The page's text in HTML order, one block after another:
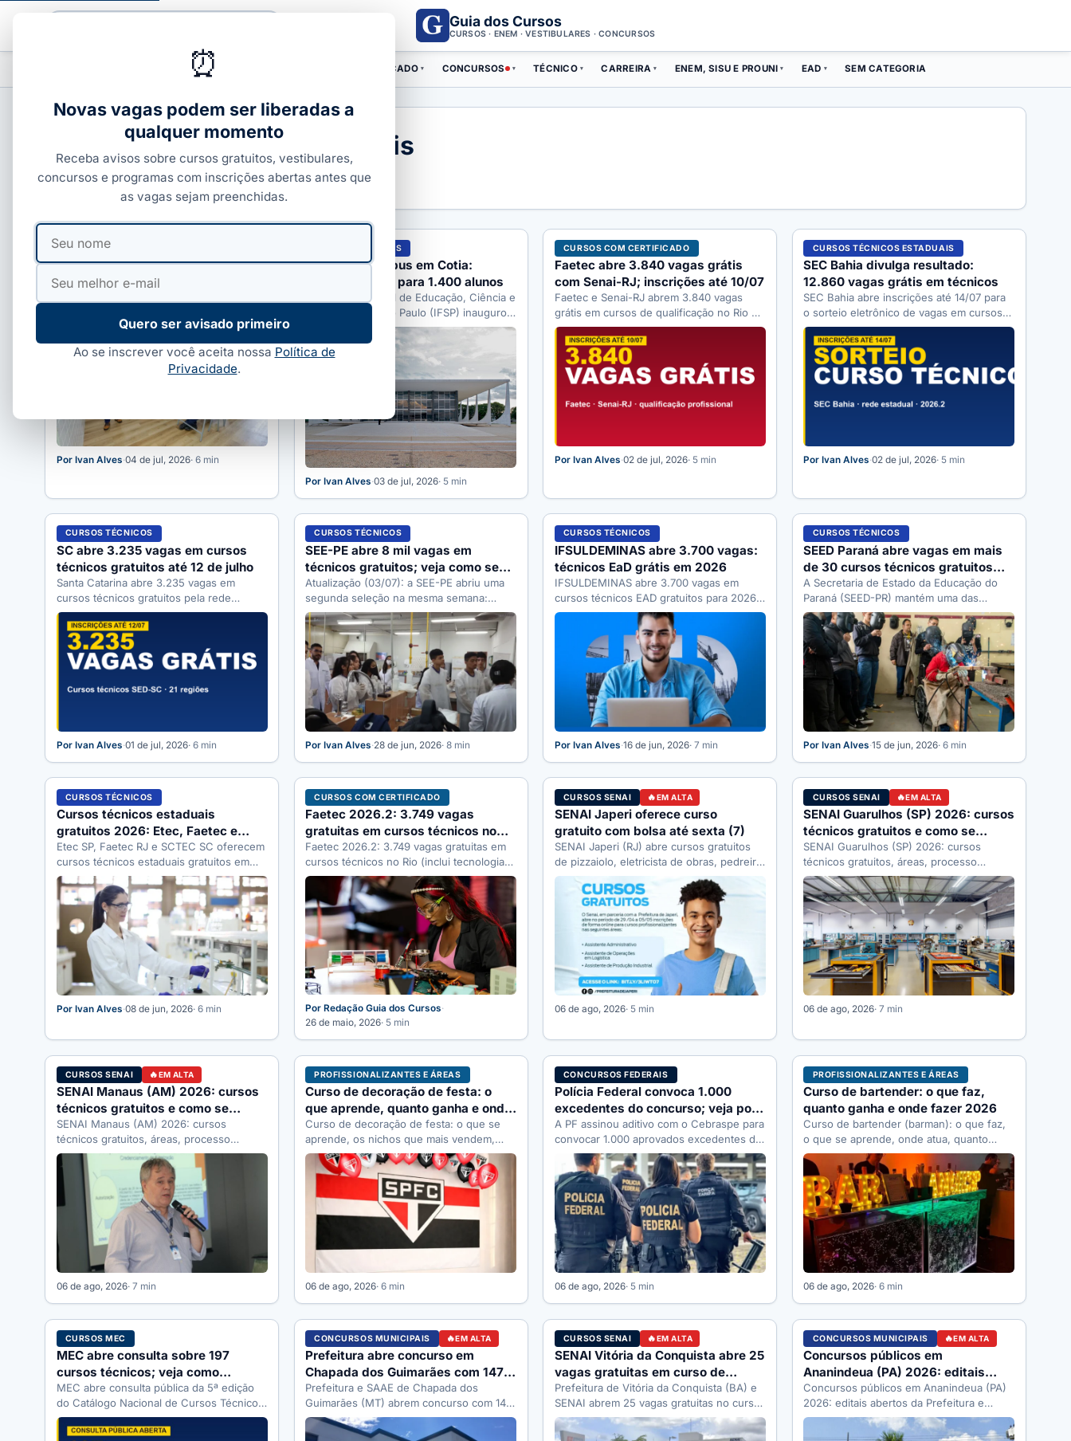
Guia dos Cursos
CURSOS · ENEM · VESTIBULARES · CONCURSOS
PROFISSIONALIZANTES CURSOS COM CERTIFICADO ▾ CONCURSOS ▾ TÉCNICO ▾ CARREIRA ▾ ENEM, SISU E PROUNI ▾ EAD ▾ SEM CATEGORIA
Cursos Técnicos Estaduais
12 publicações · Página 1 de 2
CURSOS TÉCNICOS
RS oferece 11 mil vagas grátis em
técnico; sorteio é dia 6/07
Veja o cronograma:…
Por Ivan Alves·04 de jul, 2026· 6 min
CURSOS TÉCNICOS
IFSP abre câmpus em Cotia:
técnicos grátis para 1.400 alunos
O Instituto Federal de Educação, Ciência e
Tecnologia de São Paulo (IFSP) inaugurou
nesta sexta-feira (3 de julho…
Por Ivan Alves·03 de jul, 2026· 5 min
CURSOS COM CERTIFICADO
Faetec abre 3.840 vagas grátis
com Senai-RJ; inscrições até 10/07
Faetec e Senai-RJ abrem 3.840 vagas
grátis em cursos de qualificação no Rio de
Janeiro. Inscrição presencial até…
Por Ivan Alves·02 de jul, 2026· 5 min
CURSOS TÉCNICOS ESTADUAIS
SEC Bahia divulga resultado:
12.860 vagas grátis em técnicos
SEC Bahia abre inscrições até 14/07 para
o sorteio eletrônico de vagas em cursos
técnicos gratuitos (2026.2). Veja…
Por Ivan Alves·02 de jul, 2026· 5 min
CURSOS TÉCNICOS
SC abre 3.235 vagas em cursos
técnicos gratuitos até 12 de julho
Santa Catarina abre 3.235 vagas em
cursos técnicos gratuitos pela rede
estadual. Inscrições até 12/07 em
matriculaonline.sed.sc.gov.br; veja…
Por Ivan Alves·01 de jul, 2026· 6 min
CURSOS TÉCNICOS
SEE-PE abre 8 mil vagas em
técnicos gratuitos; veja como se
inscrever
Atualização (03/07): a SEE-PE abriu uma
segunda seleção na mesma semana:
8.979 vagas em cursos técnicos EaD
semipresencial…
Por Ivan Alves·28 de jun, 2026· 8 min
CURSOS TÉCNICOS
IFSULDEMINAS abre 3.700 vagas:
técnicos EaD grátis em 2026
IFSULDEMINAS abre 3.700 vagas em
cursos técnicos EAD gratuitos para 2026.
Inscrições pelo Edital 147/2026 até 19/06.
Por Ivan Alves·16 de jun, 2026· 7 min
CURSOS TÉCNICOS
SEED Paraná abre vagas em mais
de 30 cursos técnicos gratuitos
2026
A Secretaria de Estado da Educação do
Paraná (SEED-PR) mantém uma das
maiores redes de cursos técnicos
gratuitos…
Por Ivan Alves·15 de jun, 2026· 6 min
CURSOS TÉCNICOS
Cursos técnicos estaduais
gratuitos 2026: Etec, Faetec e
SCTEC
Etec SP, Faetec RJ e SCTEC SC oferecem
cursos técnicos estaduais gratuitos em
2026. Veja como funcionam, vagas…
Por Ivan Alves·08 de jun, 2026· 6 min
CURSOS COM CERTIFICADO
Faetec 2026.2: 3.749 vagas
gratuitas em cursos técnicos no
Rio (inclui tecnologia)
Faetec 2026.2: 3.749 vagas gratuitas em
cursos técnicos no Rio (inclui tecnologia).
Inscrições até 14/06, taxa de R$…
Por Redação Guia dos Cursos·
26 de maio, 2026· 5 min
CURSOS SENAI EM ALTA
SENAI Japeri oferece curso
gratuito com bolsa até sexta (7)
SENAI Japeri (RJ) abre cursos gratuitos
de pizzaiolo, eletricista de obras, pedreiro
e pintor com bolsa-auxílio de R$…
06 de ago, 2026· 5 min
CURSOS SENAI EM ALTA
SENAI Guarulhos (SP) 2026: cursos
técnicos gratuitos e como se
inscrever
SENAI Guarulhos (SP) 2026: cursos
técnicos gratuitos, áreas, processo
seletivo e como se inscrever pelo SENAI-
SP. Guia completo.
06 de ago, 2026· 7 min
CURSOS SENAI EM ALTA
SENAI Manaus (AM) 2026: cursos
técnicos gratuitos e como se
inscrever
SENAI Manaus (AM) 2026: cursos
técnicos gratuitos, áreas, processo
seletivo e como se inscrever pelo SENAI-
AM. Guia completo.
06 de ago, 2026· 7 min
PROFISSIONALIZANTES E ÁREAS
Curso de decoração de festa: o
que aprende, quanto ganha e onde
fazer 2026
Curso de decoração de festa: o que se
aprende, os nichos que mais vendem,
quanto ganha, quanto custa…
06 de ago, 2026· 6 min
CONCURSOS FEDERAIS
Polícia Federal convoca 1.000
excedentes do concurso; veja por
cargo
A PF assinou aditivo com o Cebraspe para
convocar 1.000 aprovados excedentes do
concurso. Veja a distribuição por…
06 de ago, 2026· 5 min
PROFISSIONALIZANTES E ÁREAS
Curso de bartender: o que faz,
quanto ganha e onde fazer 2026
Curso de bartender (barman): o que faz,
o que se aprende, onde atua, quanto
ganha, quanto custa começar…
06 de ago, 2026· 6 min
CURSOS MEC
MEC abre consulta sobre 197
cursos técnicos; veja como
participar
MEC abre consulta pública da 5ª edição
do Catálogo Nacional de Cursos Técnicos
até 2/09/2026. Veja o que…
CONCURSOS MUNICIPAIS EM ALTA
Prefeitura abre concurso em
Chapada dos Guimarães com 147
vagas, até R$ 6.265
Prefeitura e SAAE de Chapada dos
Guimarães (MT) abrem concurso com 147
vagas, edital 001/2026 pela banca
Selecon.…
CURSOS SENAI EM ALTA
SENAI Vitória da Conquista abre 25
vagas gratuitas em curso de
padaria e confeitaria
Prefeitura de Vitória da Conquista (BA) e
SENAI abrem 25 vagas gratuitas no curso
de Auxiliar de Padaria…
CONCURSOS MUNICIPAIS EM ALTA
Concursos públicos em
Ananindeua (PA) 2026: editais
abertos e como se inscrever
Concursos públicos em Ananindeua (PA)
2026: editais abertos da Prefeitura e
Câmara, órgãos que abrem vagas, como
⏰
Novas vagas podem ser liberadas a
qualquer momento
Receba avisos sobre cursos gratuitos, vestibulares,
concursos e programas com inscrições abertas antes que
as vagas sejam preenchidas.
Seu
nome
Seu
mail
Quero ser avisado primeiro
Ao se inscrever você aceita nossa Política de
Privacidade.